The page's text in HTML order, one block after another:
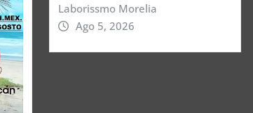
Laborissmo Morelia
Ago 5, 2026